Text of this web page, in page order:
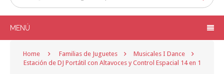
MENÚ
Home Familias de Juguetes
Musicales I Dance
Estación de DJ Portátil con Altavoces y Control Espacial 14 en 1